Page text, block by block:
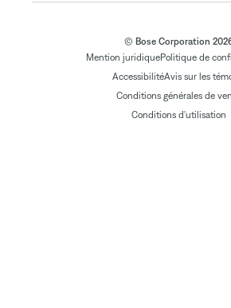
© Bose Corporation
Mention juridiquePolitique de
AccessibilitéAvis sur les
Conditions générales de
Conditions d'utilisation